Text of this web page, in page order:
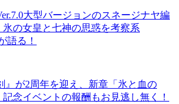
大型バージョンのスネージナヤ編
氷の女皇と七神の思惑を考察系
語る！
』が2周年を迎え、新章「氷と血の
念イベントの報酬もお見逃し無く！